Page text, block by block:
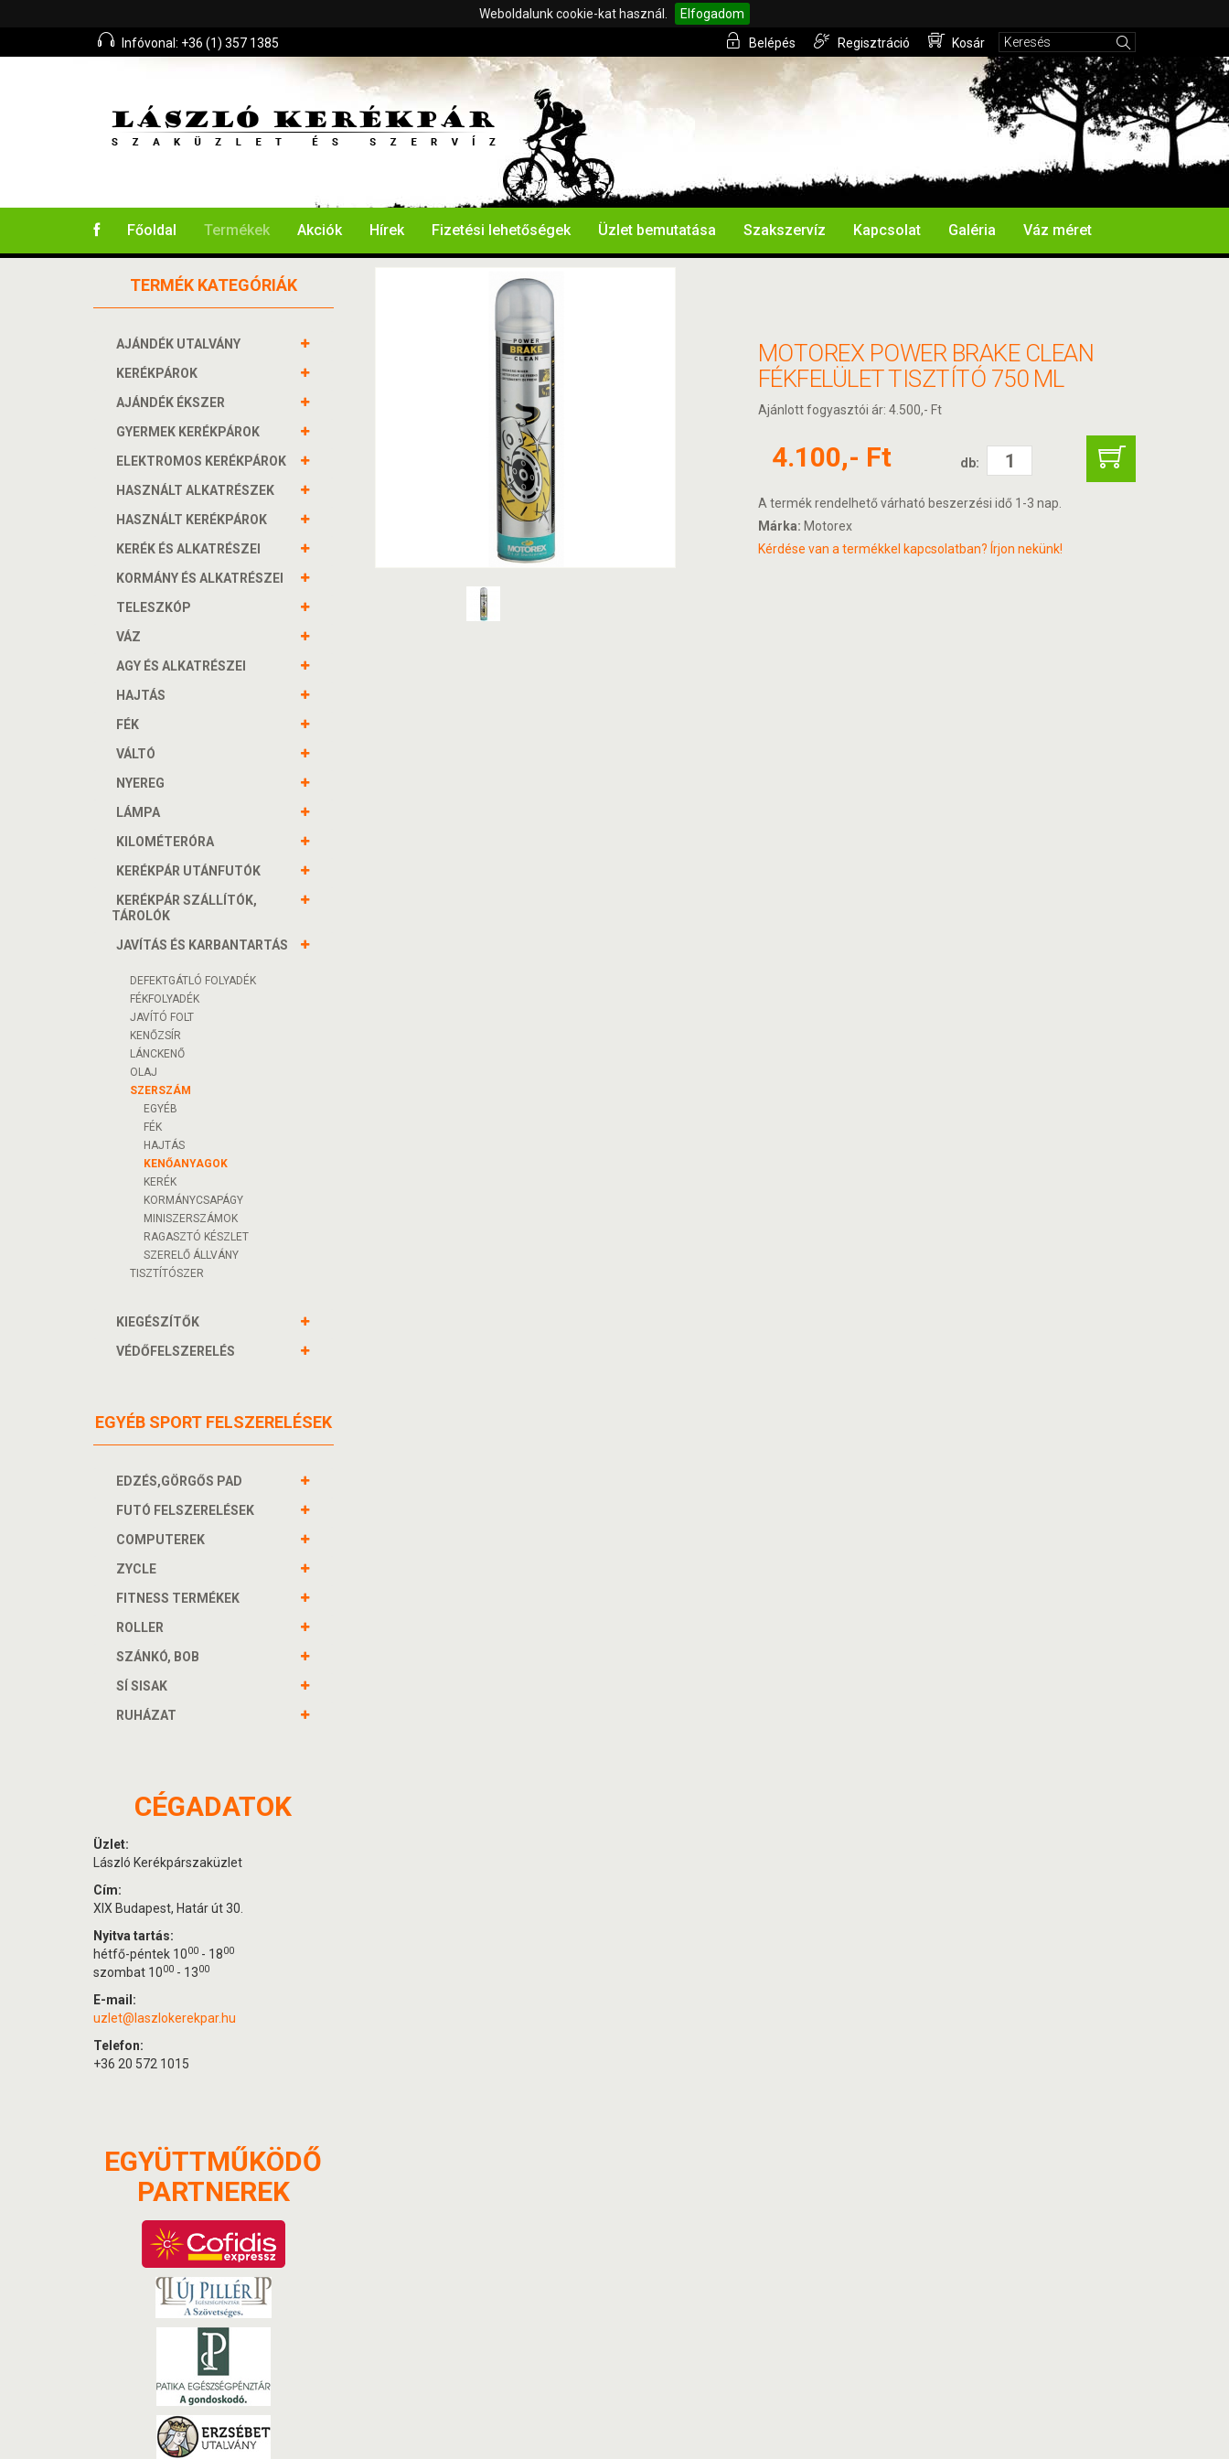
Weboldalunk cookie-kat használ.
Elfogadom
Infóvonal: +36 (1) 357 1385
Belépés Regisztráció Kosár
Főoldal Termékek Akciók Hírek Fizetési lehetőségek Üzlet bemutatása Szakszervíz Kapcsolat Galéria Váz méret
MOTOREX POWER BRAKE CLEAN
FÉKFELÜLET TISZTÍTÓ 750 ML
Ajánlott fogyasztói ár: 4.500,- Ft
4.100,- Ft db:
A termék rendelhető várható beszerzési idő 1-3 nap.
Márka: Motorex
Kérdése van a termékkel kapcsolatban? Írjon nekünk!
TERMÉK KATEGÓRIÁK
AJÁNDÉK UTALVÁNY
KERÉKPÁROK
AJÁNDÉK ÉKSZER
GYERMEK KERÉKPÁROK
ELEKTROMOS KERÉKPÁROK
HASZNÁLT ALKATRÉSZEK
HASZNÁLT KERÉKPÁROK
KERÉK ÉS ALKATRÉSZEI
KORMÁNY ÉS ALKATRÉSZEI
TELESZKÓP
VÁZ
AGY ÉS ALKATRÉSZEI
HAJTÁS
FÉK
VÁLTÓ
NYEREG
LÁMPA
KILOMÉTERÓRA
KERÉKPÁR UTÁNFUTÓK
KERÉKPÁR SZÁLLÍTÓK,
TÁROLÓK
JAVÍTÁS ÉS KARBANTARTÁS
DEFEKTGÁTLÓ FOLYADÉK
FÉKFOLYADÉK
JAVÍTÓ FOLT
KENŐZSÍR
LÁNCKENŐ
OLAJ
SZERSZÁM
EGYÉB
FÉK
HAJTÁS
KENŐANYAGOK
KERÉK
KORMÁNYCSAPÁGY
MINISZERSZÁMOK
RAGASZTÓ KÉSZLET
SZERELŐ ÁLLVÁNY
TISZTÍTÓSZER
KIEGÉSZÍTŐK
VÉDŐFELSZERELÉS
EGYÉB SPORT FELSZERELÉSEK
EDZÉS,GÖRGŐS PAD
FUTÓ FELSZERELÉSEK
COMPUTEREK
ZYCLE
FITNESS TERMÉKEK
ROLLER
SZÁNKÓ, BOB
SÍ SISAK
RUHÁZAT
CÉGADATOK
Üzlet:
László Kerékpárszaküzlet
Cím:
XIX Budapest, Határ út 30.
Nyitva tartás:
hétfő-péntek 1000 - 1800
szombat 1000 - 1300
E-mail:
uzlet@laszlokerekpar.hu
Telefon:
+36 20 572 1015
EGYÜTTMŰKÖDŐ
PARTNEREK